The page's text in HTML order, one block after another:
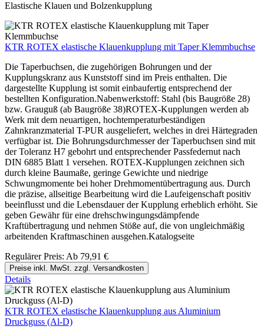
Elastische Klauen und Bolzenkupplung
KTR ROTEX elastische Klauenkupplung mit Taper Klemmbuchse
Die Taperbuchsen, die zugehörigen Bohrungen und der
Kupplungskranz aus Kunststoff sind im Preis enthalten. Die
dargestellte Kupplung ist somit einbaufertig entsprechend der
bestellten Konfiguration.Nabenwerkstoff: Stahl (bis Baugröße 28)
bzw. Grauguß (ab Baugröße 38)ROTEX-Kupplungen werden ab
Werk mit dem neuartigen, hochtemperaturbeständigen
Zahnkranzmaterial T-PUR ausgeliefert, welches in drei Härtegraden
verfügbar ist. Die Bohrungsdurchmesser der Taperbuchsen sind mit
der Toleranz H7 gebohrt und entsprechender Passfedernut nach
DIN 6885 Blatt 1 versehen. ROTEX-Kupplungen zeichnen sich
durch kleine Baumaße, geringe Gewichte und niedrige
Schwungmomente bei hoher Drehmomentübertragung aus. Durch
die präzise, allseitige Bearbeitung wird die Laufeigenschaft positiv
beeinflusst und die Lebensdauer der Kupplung erheblich erhöht. Sie
geben Gewähr für eine drehschwingungsdämpfende
Kraftübertragung und nehmen Stöße auf, die von ungleichmäßig
arbeitenden Kraftmaschinen ausgehen.Katalogseite
Regulärer Preis: Ab 79,91 €
Preise inkl. MwSt. zzgl. Versandkosten
Details
KTR ROTEX elastische Klauenkupplung aus Aluminium
Druckguss (Al-D)